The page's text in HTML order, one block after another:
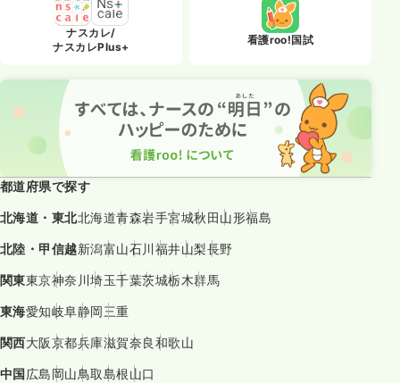
ナスカレ/
ナスカレPlus+
看護roo!国試
都道府県で探す
北海道・東北北海道青森岩手宮城秋田 山形福島
北陸・甲信越新潟富山石川 福井山梨長野
関東東京神奈川埼玉千葉茨城栃木群馬
東海愛知岐阜静岡三重
関西大阪京都兵庫滋賀奈良和歌山
中国 広島 岡山鳥取島根山口